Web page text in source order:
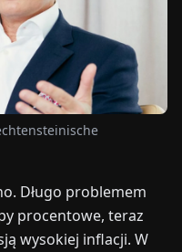
Długo problemem
procentowe, teraz
wysokiej inflacji. W